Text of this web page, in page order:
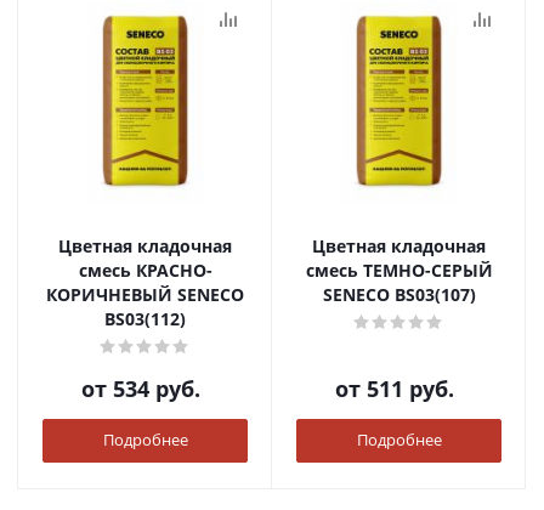
Цветная кладочная
смесь КРАСНО-
КОРИЧНЕВЫЙ SENECO
BS03(112)
от 534 руб.
Подробнее
Цветная кладочная
смесь ТЕМНО-СЕРЫЙ
SENECO BS03(107)
от 511 руб.
Подробнее